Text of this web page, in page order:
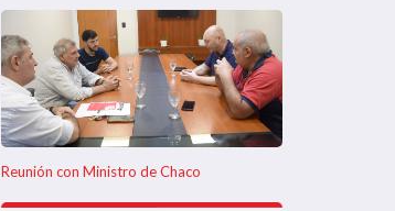
Reunión con Ministro de Chaco